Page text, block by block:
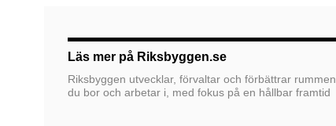
Läs mer på Riksbyggen.se
Riksbyggen utvecklar, förvaltar och förbättrar rummen
du bor och arbetar i, med fokus på en hållbar framtid